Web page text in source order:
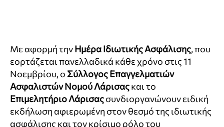
Με αφορμή τηνΗμέρα Ιδιωτικής Ασφάλισης, που
εορτάζεται πανελλαδικά κάθε χρόνο στις 11
Νοεμβρίου, οΣύλλογος Επαγγελματιών
Ασφαλιστών Νομού Λάρισαςκαι το
Επιμελητήριο Λάρισαςσυνδιοργανώνουν ειδική
εκδήλωση αφιερωμένη στον θεσμό της ιδιωτικής
ασφάλισης και τον κρίσιμο ρόλο του